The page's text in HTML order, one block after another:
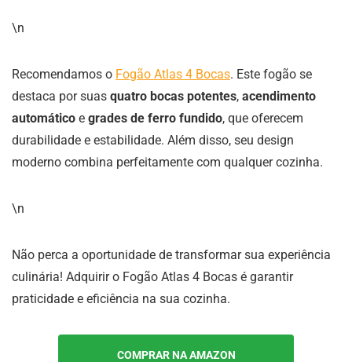
\n
Recomendamos o Fogão Atlas 4 Bocas. Este fogão se
destaca por suas quatro bocas potentes, acendimento
automático e grades de ferro fundido, que oferecem
durabilidade e estabilidade. Além disso, seu design
moderno combina perfeitamente com qualquer cozinha.
\n
Não perca a oportunidade de transformar sua experiência
culinária! Adquirir o Fogão Atlas 4 Bocas é garantir
praticidade e eficiência na sua cozinha.
COMPRAR NA AMAZON